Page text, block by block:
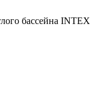
бассейна INTEX